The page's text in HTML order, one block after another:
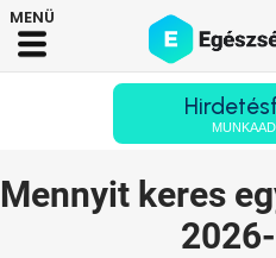
Mennyit keres